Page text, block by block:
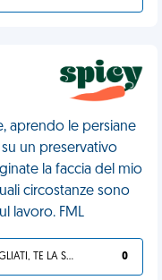
aprendo le persiane
un preservativo
la faccia del mio
circostanze sono
lavoro. FML
SVEGLIATI, TE LA SEI CERCATA! 0